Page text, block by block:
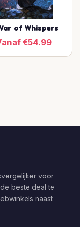
of Whispers
€54.99
voor
beste deal te
naast